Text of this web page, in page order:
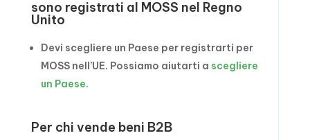
sono registrati al MOSS nel Regno
Unito
Devi scegliere un Paese per registrarti per
MOSS nell’UE. Possiamo aiutarti a scegliere
un Paese.
Per chi vende beni B2B